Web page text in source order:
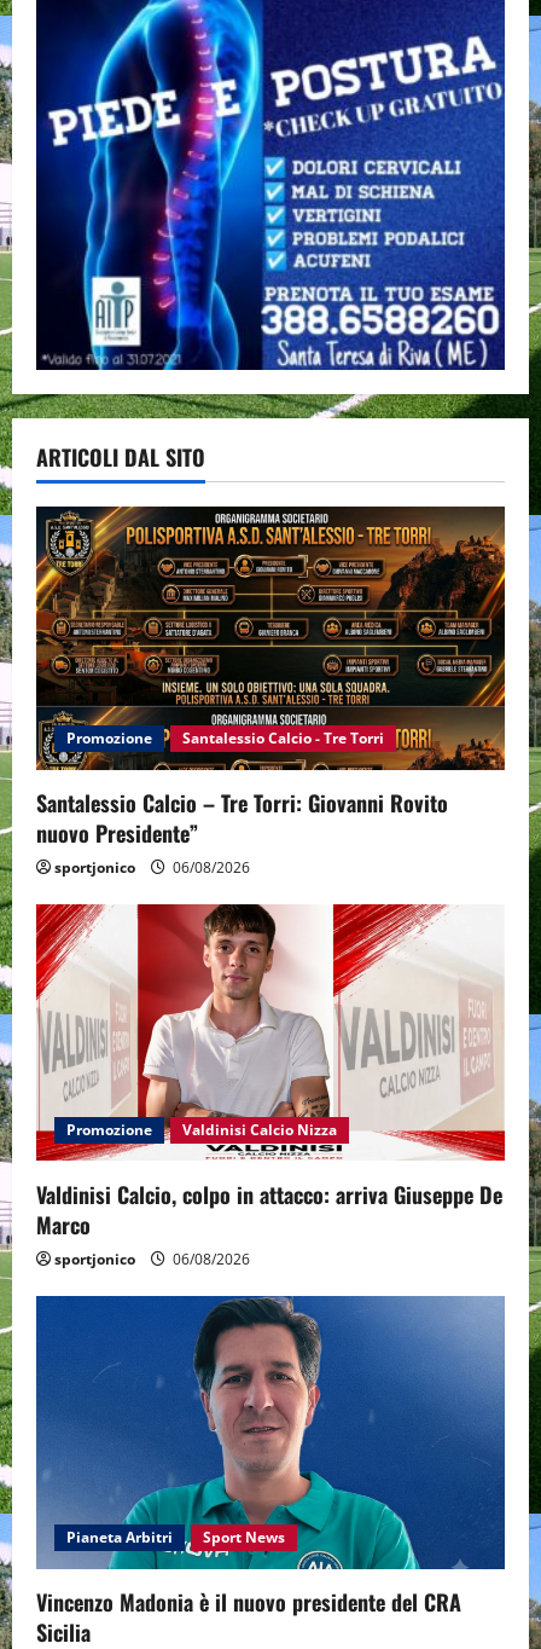
ARTICOLI DAL SITO
Promozione Santalessio Calcio - Tre Torri
Santalessio Calcio – Tre Torri: Giovanni Rovito
nuovo Presidente”
sportjonico 06/08/2026
Promozione Valdinisi Calcio Nizza
Valdinisi Calcio, colpo in attacco: arriva Giuseppe De
Marco
sportjonico 06/08/2026
Pianeta Arbitri Sport News
Vincenzo Madonia è il nuovo presidente del CRA
Sicilia